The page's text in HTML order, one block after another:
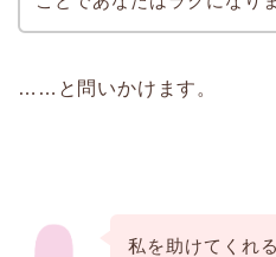
……と問いかけます。
私を助けてくれる